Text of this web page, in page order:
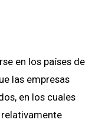
en los países de
las empresas
en los cuales